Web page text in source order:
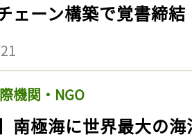
ェーン構築で覚書締結
機関・NGO
】南極海に世界最大の